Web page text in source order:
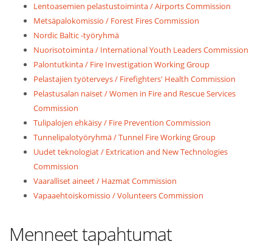
Lentoasemien pelastustoiminta / Airports Commission
Metsäpalokomissio / Forest Fires Commission
Nordic Baltic -työryhmä
Nuorisotoiminta / International Youth Leaders Commission
Palontutkinta / Fire Investigation Working Group
Pelastajien työterveys / Firefighters' Health Commission
Pelastusalan naiset / Women in Fire and Rescue Services
Commission
Tulipalojen ehkäisy / Fire Prevention Commission
Tunnelipalotyöryhmä / Tunnel Fire Working Group
Uudet teknologiat / Extrication and New Technologies
Commission
Vaaralliset aineet / Hazmat Commission
Vapaaehtoiskomissio / Volunteers Commission
Menneet tapahtumat